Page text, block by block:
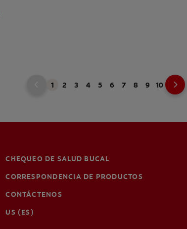
1 2 3 4 5 6 7 8 9 10
CHEQUEO DE SALUD BUCAL
CORRESPONDENCIA DE PRODUCTOS
CONTÁCTENOS
US (ES)